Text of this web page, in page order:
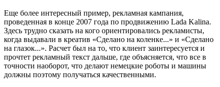
Еще более интересный пример, рекламная кампания,
проведенная в конце 2007 года по продвижению Lada Kalina.
Здесь трудно сказать на кого ориентировались рекламисты,
когда выдавали в креатив «Сделано на коленке...» и «Сделано
на глазок...». Расчет был на то, что клиент заинтересуется и
прочтет рекламный текст дальше, где объясняется, что все в
точности наоборот, что делают немецкие роботы и машины
должны поэтому получаться качественными.